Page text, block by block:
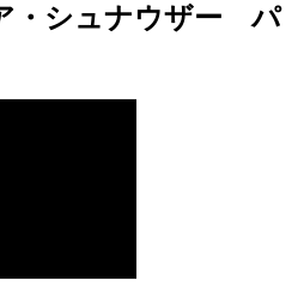
・シュナウザー パ